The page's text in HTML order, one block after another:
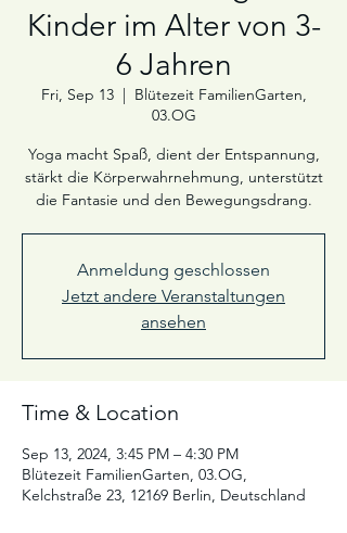
Kinder im Alter von 3-
6 Jahren
Fri, Sep 13
  |
Blütezeit FamilienGarten,
03.OG
Yoga macht Spaß, dient der Entspannung,
stärkt die Körperwahrnehmung, unterstützt
die Fantasie und den Bewegungsdrang.
Anmeldung geschlossen
Jetzt andere Veranstaltungen
ansehen
Time & Location
Sep 13, 2024, 3:45 PM – 4:30 PM
Blütezeit FamilienGarten, 03.OG,
Kelchstraße 23, 12169 Berlin, Deutschland